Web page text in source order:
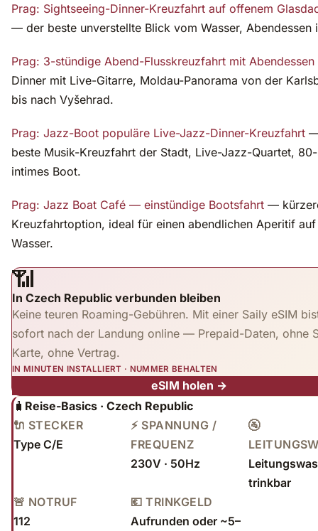
Prag: Sightseeing-Dinner-Kreuzfahrt auf offenem
— der beste unverstellte Blick vom Wasser, Abendessen
Prag: 3-stündige Abend-Flusskreuzfahrt mit Abendessen
Dinner mit Live-Gitarre, Moldau-Panorama von der
bis nach Vyšehrad.
Prag: Jazz-Boot populäre Live-Jazz-Dinner-Kreuzfahrt
beste Musik-Kreuzfahrt der Stadt, Live-Jazz-Quartet,
intimes Boot.
Prag: Jazz Boat Café — einstündige Bootsfahrt —
Kreuzfahrtoption, ideal für einen abendlichen Aperitif
Wasser.
📶
In Czech Republic verbunden bleiben
Keine teuren Roaming-Gebühren. Mit einer Saily eSIM
sofort nach der Landung online — Prepaid-Daten, ohne
Karte, ohne Vertrag.
IN MINUTEN INSTALLIERT · NUMMER BEHALTEN
eSIM holen →
🧳 Reise-Basics · Czech Republic
🔌 STECKER
Type C/E
⚡ SPANNUNG /
FREQUENZ
230V · 50Hz
🚰
trinkbar
🚨 NOTRUF
112
💶 TRINKGELD
Aufrunden oder ~5–